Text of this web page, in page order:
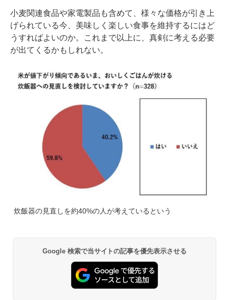
小麦関連食品や家電製品も含めて、様々な価格が引き上
げられている今、美味しく楽しい食事を維持するにはど
うすればよいのか。これまで以上に、真剣に考える必要
が出てくるかもしれない。
炊飯器の見直しを約40%の人が考えているという
Google 検索で当サイトの記事を優先表示させる